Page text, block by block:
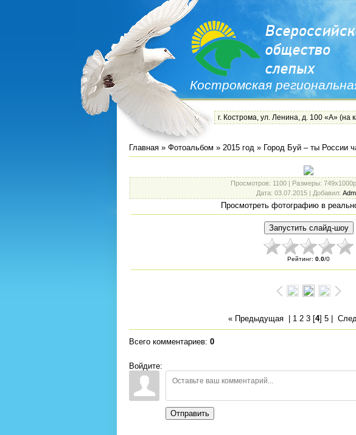
Костромская
г. Кострома, ул. Ленина, д. 100 «А» (на
Главная » Фотоальбом » 2015 год » Город Буй – ты России
Просмотров: 1100 | Размеры:
Дата: 03.07.2015 | Добавил:
Просмотреть фотографию в
Рейтинг: 0.0/0
« Предыдущая| 1 2 3[4] 5|
Всего комментариев: 0
Войдите:
Отправить